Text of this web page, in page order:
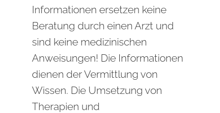
Informationen ersetzen keine
Beratung durch einen Arzt und
sind keine medizinischen
Anweisungen! Die Informationen
dienen der Vermittlung von
Wissen. Die Umsetzung von
Therapien und